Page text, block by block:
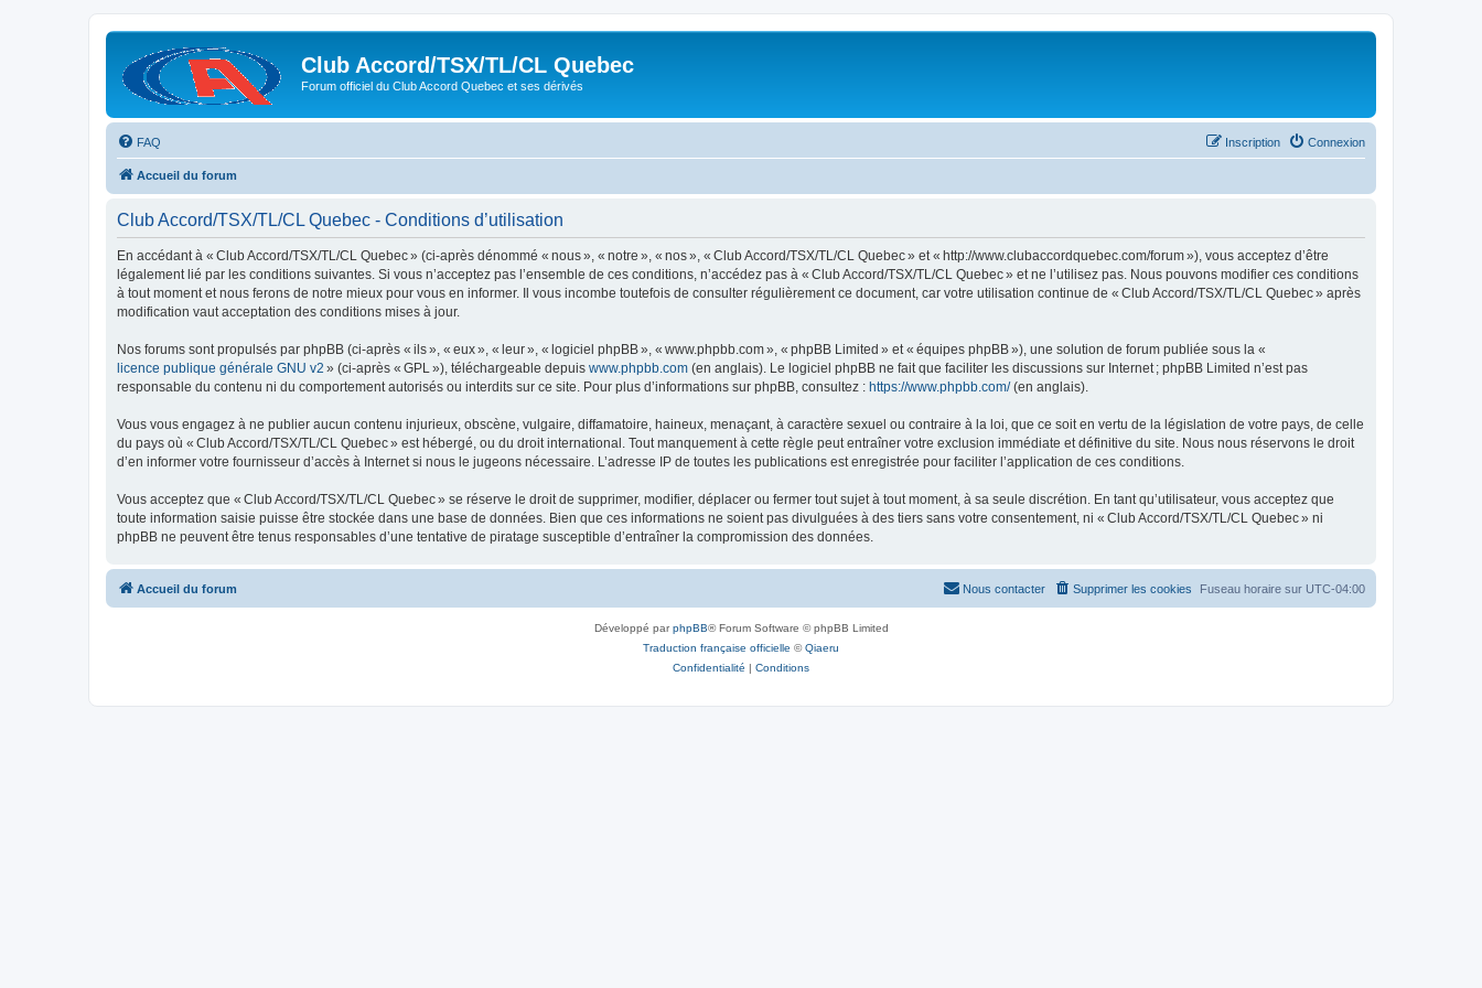
Club Accord/TSX/TL/CL Quebec
Forum officiel du Club Accord Quebec et ses dérivés
FAQ Connexion
Inscription
Accueil du forum
Club Accord/TSX/TL/CL Quebec - Conditions d’utilisation
En accédant à « Club Accord/TSX/TL/CL Quebec » (ci-après dénommé « nous », « notre », « nos », « Club Accord/TSX/TL/CL Quebec » et « http://www.clubaccordquebec.com/forum »), vous acceptez d’être
légalement lié par les conditions suivantes. Si vous n’acceptez pas l’ensemble de ces conditions, n’accédez pas à « Club Accord/TSX/TL/CL Quebec » et ne l’utilisez pas. Nous pouvons modifier ces conditions
à tout moment et nous ferons de notre mieux pour vous en informer. Il vous incombe toutefois de consulter régulièrement ce document, car votre utilisation continue de « Club Accord/TSX/TL/CL Quebec » après
modification vaut acceptation des conditions mises à jour.
Nos forums sont propulsés par phpBB (ci-après « ils », « eux », « leur », « logiciel phpBB », « www.phpbb.com », « phpBB Limited » et « équipes phpBB »), une solution de forum publiée sous la «
licence publique générale GNU v2 » (ci-après « GPL »), téléchargeable depuis www.phpbb.com (en anglais). Le logiciel phpBB ne fait que faciliter les discussions sur Internet ; phpBB Limited n’est pas
responsable du contenu ni du comportement autorisés ou interdits sur ce site. Pour plus d’informations sur phpBB, consultez : https://www.phpbb.com/(en anglais).
Vous vous engagez à ne publier aucun contenu injurieux, obscène, vulgaire, diffamatoire, haineux, menaçant, à caractère sexuel ou contraire à la loi, que ce soit en vertu de la législation de votre pays, de celle
du pays où « Club Accord/TSX/TL/CL Quebec » est hébergé, ou du droit international. Tout manquement à cette règle peut entraîner votre exclusion immédiate et définitive du site. Nous nous réservons le droit
d’en informer votre fournisseur d’accès à Internet si nous le jugeons nécessaire. L’adresse IP de toutes les publications est enregistrée pour faciliter l’application de ces conditions.
Vous acceptez que « Club Accord/TSX/TL/CL Quebec » se réserve le droit de supprimer, modifier, déplacer ou fermer tout sujet à tout moment, à sa seule discrétion. En tant qu’utilisateur, vous acceptez que
toute information saisie puisse être stockée dans une base de données. Bien que ces informations ne soient pas divulguées à des tiers sans votre consentement, ni « Club Accord/TSX/TL/CL Quebec » ni
phpBB ne peuvent être tenus responsables d’une tentative de piratage susceptible d’entraîner la compromission des données.
Accueil du forum Fuseau horaire sur UTC-04:00
Supprimer les cookies
Nous contacter
Développé parphpBB® Forum Software © phpBB Limited
Traduction française officielle ©Qiaeru
Confidentialité | Conditions